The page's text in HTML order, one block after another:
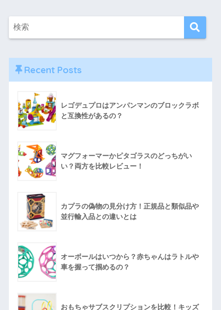
Recent Posts
レゴデュプロはアンパンマンのブロックラボ
と互換性があるの？
マグフォーマーかピタゴラスのどっちがい
い？両方を比較レビュー！
カプラの偽物の見分け方！正規品と類似品や
並行輸入品との違いとは
オーボールはいつから？赤ちゃんはラトルや
車を握って掴めるの？
おもちゃサブスクリプションを比較！キッズ